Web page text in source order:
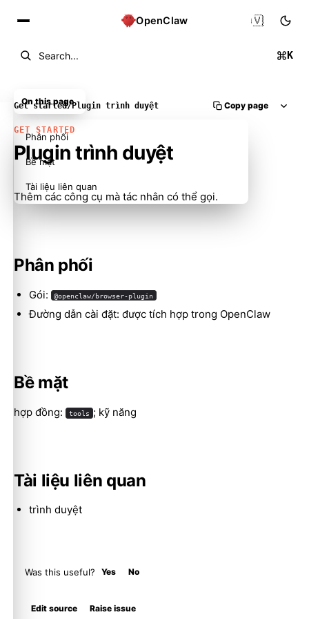
OpenClaw
Search... K
🇻🇳
Get started/Plugin trình duyệt Copy page
GET STARTED
Plugin trình duyệt
Thêm các công cụ mà tác nhân có thể gọi.
Phân phối
Gói: @openclaw/browser-plugin
Đường dẫn cài đặt: được tích hợp trong OpenClaw
Bề mặt
hợp đồng: tools ; kỹ năng
Tài liệu liên quan
trình duyệt
Was this useful? Yes No
Edit source Raise issue
On this page
Phân phối
Bề mặt
Tài liệu liên quan